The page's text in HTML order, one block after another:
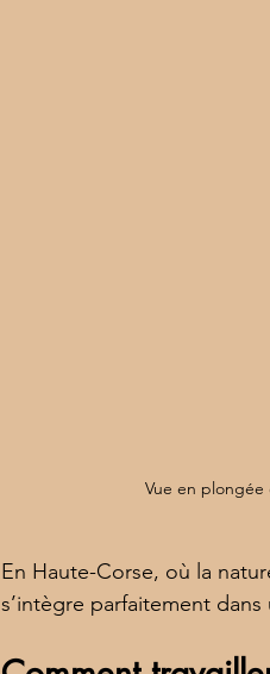
Vue en plongée
En Haute-Corse, où la
s’intègre parfaitement